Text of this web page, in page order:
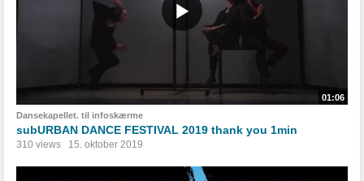
01:06
Dansekapellet. til infoskærme
subURBAN DANCE FESTIVAL 2019 thank you 1min
310 views 15. oktober 2019